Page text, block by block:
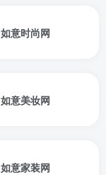
如意时尚网
如意美妆网
如意家装网